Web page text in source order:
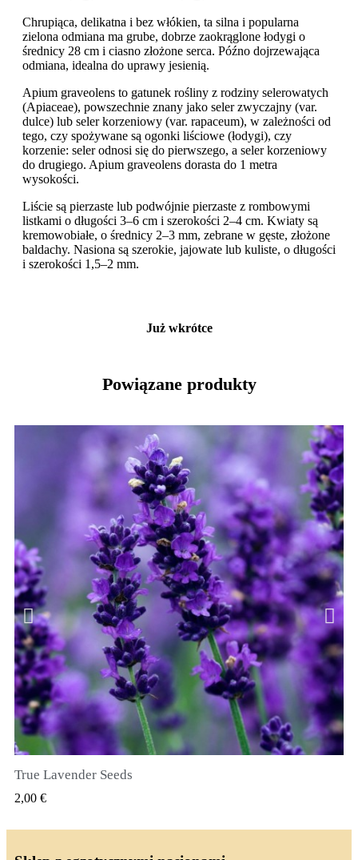
Chrupiąca, delikatna i bez włókien, ta silna i popularna
zielona odmiana ma grube, dobrze zaokrąglone łodygi o
średnicy 28 cm i ciasno złożone serca. Późno dojrzewająca
odmiana, idealna do uprawy jesienią.
Apium graveolens to gatunek rośliny z rodziny selerowatych
(Apiaceae), powszechnie znany jako seler zwyczajny (var.
dulce) lub seler korzeniowy (var. rapaceum), w zależności od
tego, czy spożywane są ogonki liściowe (łodygi), czy
korzenie: seler odnosi się do pierwszego, a seler korzeniowy
do drugiego. Apium graveolens dorasta do 1 metra
wysokości.
Liście są pierzaste lub podwójnie pierzaste z rombowymi
listkami o długości 3–6 cm i szerokości 2–4 cm. Kwiaty są
kremowobiałe, o średnicy 2–3 mm, zebrane w gęste, złożone
baldachy. Nasiona są szerokie, jajowate lub kuliste, o długości
i szerokości 1,5–2 mm.
Już wkrótce
Powiązane produkty
SZYBKI PODGLĄD
True Lavender Seeds
2,00 €